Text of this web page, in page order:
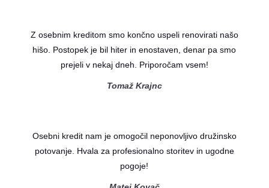
Z osebnim kreditom smo končno uspeli renovirati našo
hišo. Postopek je bil hiter in enostaven, denar pa smo
prejeli v nekaj dneh. Priporočam vsem!
Tomaž Krajnc
Osebni kredit nam je omogočil neponovljivo družinsko
potovanje. Hvala za profesionalno storitev in ugodne
pogoje!